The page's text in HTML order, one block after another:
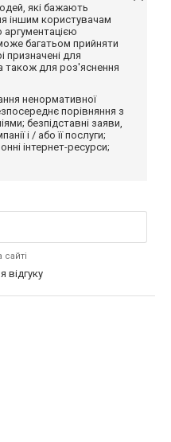
які бажають
іншим користувачам
багатьом прийняти
призначені для
також для роз'яснення
ненормативної
порівняння з
безпідставні заяви,
і / або її послуги;
інтернет-ресурси;
відгуку